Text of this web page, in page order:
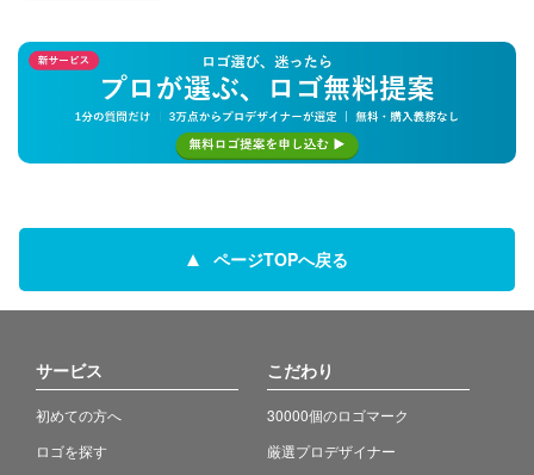
ページTOPへ戻る
サービス
初めての方へ
ロゴを探す
こだわり
30000個のロゴマーク
厳選プロデザイナー